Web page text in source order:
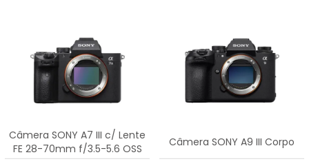
Câmera SONY A7 III c/ Lente
FE 28-70mm f/3.5-5.6 OSS
Câmera SONY A9 III Corpo